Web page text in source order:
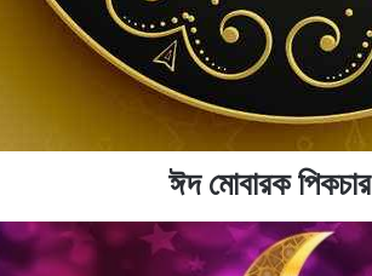
ঈদ মোবারক পিকচার